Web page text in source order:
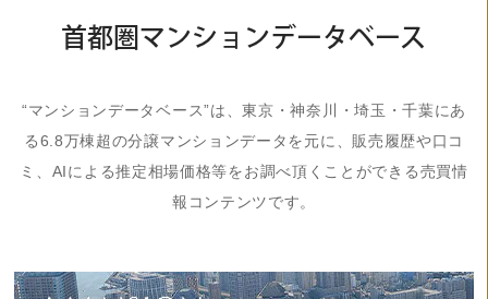
首都圏マンションデータベース
“マンションデータベース”は、東京・神奈川・埼玉・千葉にあ
る6.8万棟超の分譲マンションデータを元に、販売履歴や口コ
ミ、AIによる推定相場価格等をお調べ頂くことができる売買情
報コンテンツです。